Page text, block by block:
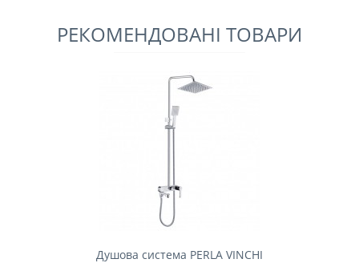
РЕКОМЕНДОВАНІ ТОВАРИ
Душова система PERLA VINCHI